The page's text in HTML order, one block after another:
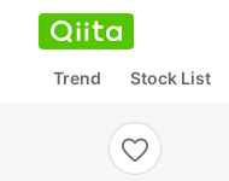
Trend Stock List